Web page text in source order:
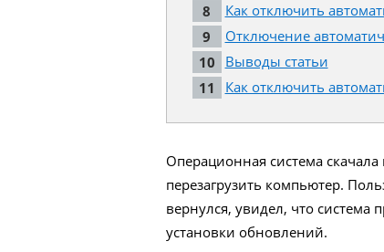
Как отключить
Отключение
Выводы статьи
Как отключить
Операционная система
перезагрузить компьютер.
вернулся, увидел, что система
установки обновлений.